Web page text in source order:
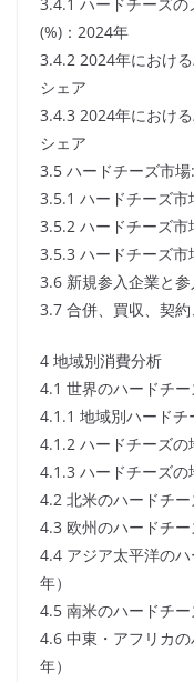
(%)：2024年
3.4.2 2024年におけ
シェア
3.4.3 2024年におけ
シェア
3.5 ハードチーズ市
3.5.1 ハードチーズ市
3.5.2 ハードチーズ市
3.5.3 ハードチーズ市
3.6 新規参入企業と
3.7 合併、買収、契
4 地域別消費分析
4.1 世界のハードチ
4.1.1 地域別ハードチ
4.1.2 ハードチーズの
4.1.3 ハードチーズの
4.2 北米のハードチー
4.3 欧州のハードチー
4.4 アジア太平洋の
年）
4.5 南米のハードチー
4.6 中東・アフリカ
年）